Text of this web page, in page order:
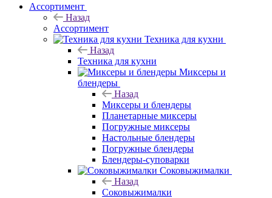
Ассортимент
Назад
Ассортимент
Техника для кухни
Назад
Техника для кухни
Миксеры и
блендеры
Назад
Миксеры и блендеры
Планетарные миксеры
Погружные миксеры
Настольные блендеры
Погружные блендеры
Блендеры-суповарки
Соковыжималки
Назад
Соковыжималки